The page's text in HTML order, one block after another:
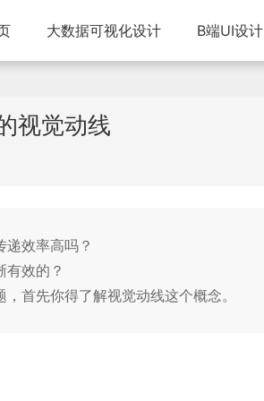
大数据可视化设计 B端UI设计
视觉动线
递效率高吗？
有效的？
首先你得了解视觉动线这个概念。